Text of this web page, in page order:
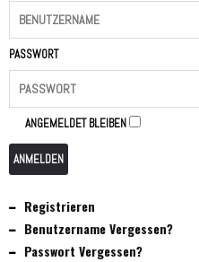
PASSWORT
ANGEMELDET BLEIBEN
ANMELDEN
Registrieren
Benutzername Vergessen?
Passwort Vergessen?